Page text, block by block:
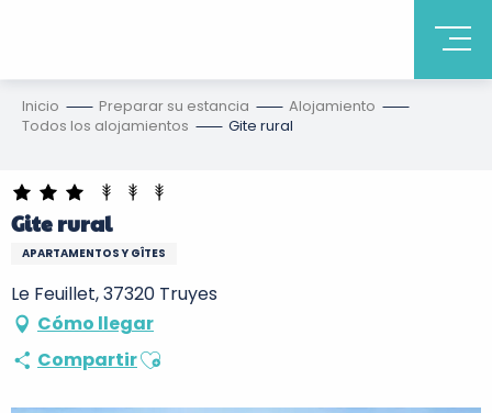
Inicio Preparar su estancia
Alojamiento
Todos los alojamientos
Gite rural
Gite rural
APARTAMENTOS Y GÎTES
Le Feuillet, 37320 Truyes
Cómo llegar
CompartirAjouter aux favoris